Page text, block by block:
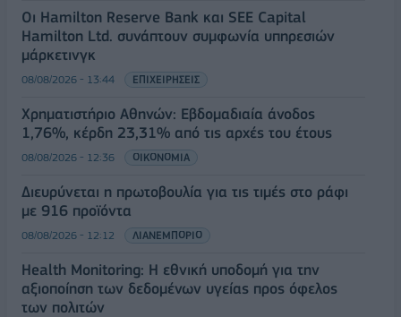
Οι Hamilton Reserve Bank και SEE Capital
Hamilton Ltd. συνάπτουν συμφωνία υπηρεσιών
μάρκετινγκ
08/08/2026 - 13:44 ΕΠΙΧΕΙΡΗΣΕΙΣ
Χρηματιστήριο Αθηνών: Εβδομαδιαία άνοδος
1,76%, κέρδη 23,31% από τις αρχές του έτους
08/08/2026 - 12:36 ΟΙΚΟΝΟΜΙΑ
Διευρύνεται η πρωτοβουλία για τις τιμές στο ράφι
με 916 προϊόντα
08/08/2026 - 12:12 ΛΙΑΝΕΜΠΟΡΙΟ
Health Monitoring: Η εθνική υποδομή για την
αξιοποίηση των δεδομένων υγείας προς όφελος
των πολιτών